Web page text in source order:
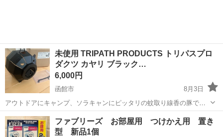
未使用 TRIPATH PRODUCTS トリパスプロ
ダクツ カヤリ ブラック…
6,000円
函館市
8月3日
アウトドアにキャンプ、ソラキャンにピッタリの蚊取り線香の豚で
す。 未使用ですが、保管に伴う細かい傷はあります。 ■ブランド名：
TRIPATH PRODUCTS ■商品名：カヤリ ブラック ■商品型番：TP-
1016 ■カラー...
北海道 函館市 年中行事用品 蚊取り線香
ファブリーズ お部屋用 つけかえ用 置き
型 新品1個